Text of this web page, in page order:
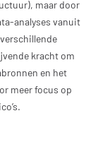
maar door
analyses vanuit
kracht om
en het
meer focus op